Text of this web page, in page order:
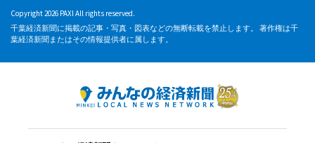
Copyright 2026 PAXI All rights reserved.
千葉経済新聞に掲載の記事・写真・図表などの無断転載を禁止します。 著作権は千
葉経済新聞またはその情報提供者に属します。